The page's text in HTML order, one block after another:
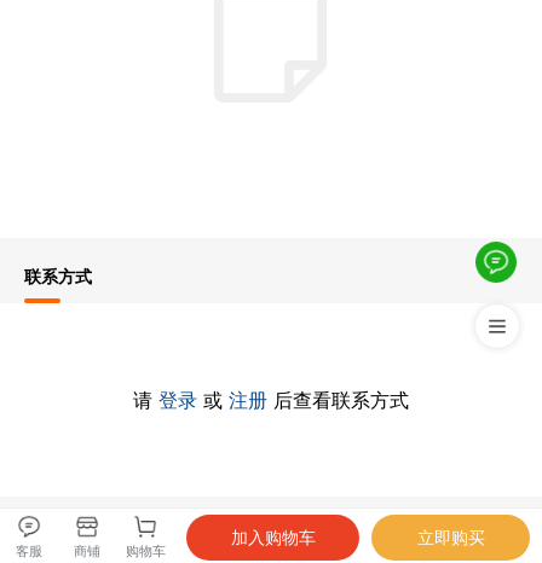
联系方式
请 登录 或 注册 后查看联系方式
客服 商铺 购物车